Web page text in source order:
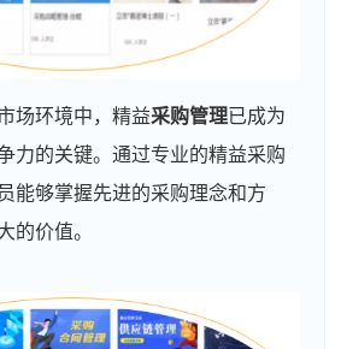
场环境中，精益采购管理已成为
力的关键。通过专业的精益采购
能够掌握先进的采购理念和方
的价值。